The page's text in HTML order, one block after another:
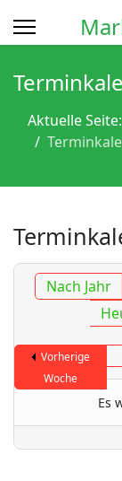
Aktuelle Seite:
Nach Jahr
Vorherige
Woche
Es